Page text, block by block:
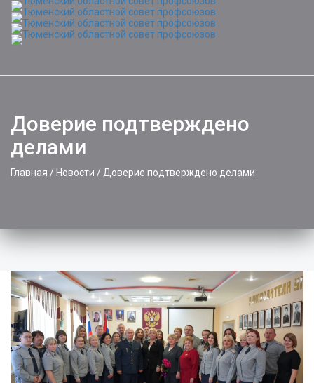
Доверие подтверждено
делами
Главная / Новости / Доверие подтверждено делами